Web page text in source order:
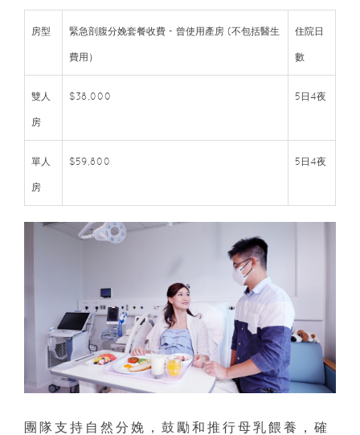
房型 緊急剖腹分娩套餐收費 - 曾使用產房 (不包括醫生
費用）
住院日
數
雙人
房
$38,000 5日4夜
單人
房
$59,800 5日4夜
團隊支持自然分娩，鼓勵和推行母乳餵養，確